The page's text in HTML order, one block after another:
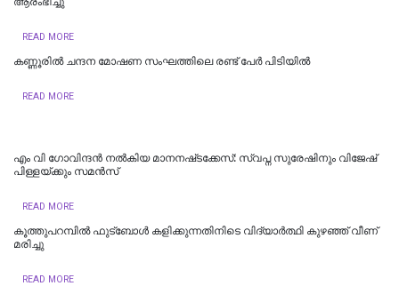
READ MORE
കണ്ണൂരില്‍ ചന്ദന മോഷണ സംഘത്തിലെ രണ്ട് പേര്‍ പിടിയിൽ
READ MORE
എം വി ഗോവിന്ദൻ നൽകിയ മാനനഷ്‌ടക്കേസ്: സ്വപ്ന സുരേഷിനും വിജേഷ്‌
പിള്ളയ്‌ക്കും സമൻസ്‌
READ MORE
കൂത്തുപറമ്പിൽ ഫുട്ബോൾ കളിക്കുന്നതിനിടെ വിദ്യാർത്ഥി കുഴഞ്ഞ് വീണ്
മരിച്ചു
READ MORE